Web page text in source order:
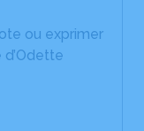
ou exprimer